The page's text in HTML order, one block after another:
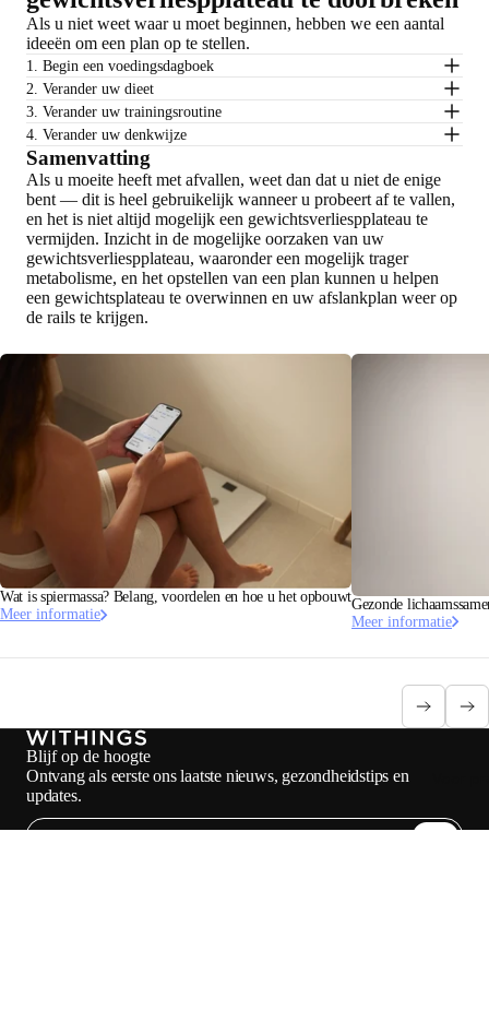
Als u niet weet waar u moet beginnen, hebben we een aantal
ideeën om een plan op te stellen.
1. Begin een voedingsdagboek
2. Verander uw dieet
3. Verander uw trainingsroutine
4. Verander uw denkwijze
Samenvatting
Als u moeite heeft met afvallen, weet dan dat u niet de enige
bent — dit is heel gebruikelijk wanneer u probeert af te vallen,
en het is niet altijd mogelijk een gewichtsverliespplateau te
vermijden. Inzicht in de mogelijke oorzaken van uw
gewichtsverliespplateau, waaronder een mogelijk trager
metabolisme, en het opstellen van een plan kunnen u helpen
een gewichtsplateau te overwinnen en uw afslankplan weer op
de rails te krijgen.
Wat is spiermassa? Belang, voordelen en hoe u het opbouwt
Meer informatie
Gezonde
Meer informatie
Blijf op de hoogte
Ontvang als eerste ons laatste nieuws, gezondheidstips en
updates.